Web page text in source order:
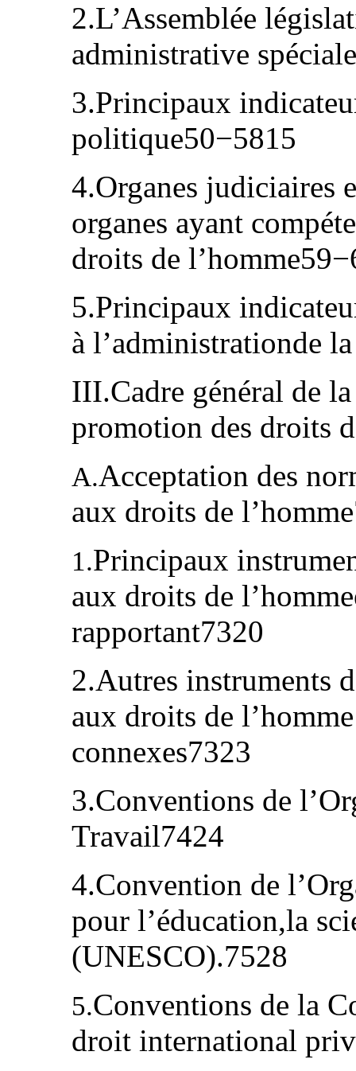
2.L’Assemblée
administrative
3.Principaux
politique50−5815
4.Organes judiciaires
organes ayant
droits de
5.Principaux
à l’administrationde
III.Cadre général de
promotion des droits
A.Acceptation des
aux droits de
1.Principaux
aux droits de
rapportant7320
2.Autres instruments
aux droits de
connexes7323
3.Conventions de
Travail7424
4.Convention de
pour l’éducation,la
(UNESCO).7528
5.Conventions de la
droit international